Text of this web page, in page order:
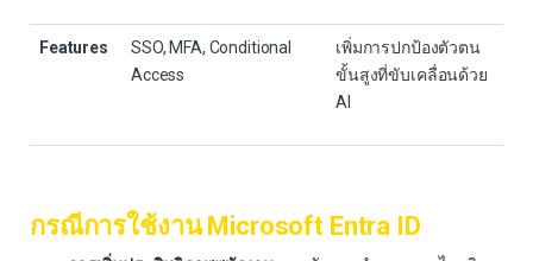
Features
SSO, MFA, Conditional
Access
เพิ่มการปกป้องตัวตน
ขั้นสูงที่ขับเคลื่อนด้วย
AI
กรณีการใช้งาน Microsoft Entra ID